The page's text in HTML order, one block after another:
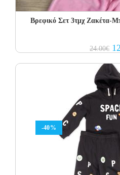
Βρεφικό Σετ 3τμχ Ζακέτα-
24.00€
-40%